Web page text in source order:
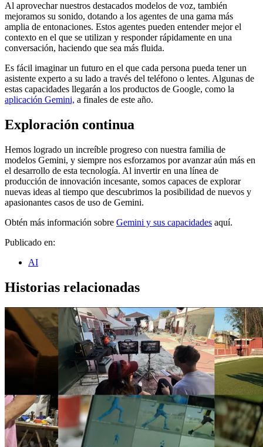
Al aprovechar nuestros destacados modelos de voz, también
mejoramos su sonido, dotando a los agentes de una gama más
amplia de entonaciones. Estos agentes pueden entender mejor el
contexto en el que se utilizan y responder rápidamente en una
conversación, haciendo que sea más fluida.
Es fácil imaginar un futuro en el que cada persona pueda tener un
asistente experto a su lado a través del teléfono o lentes. Algunas de
estas capacidades llegarán a los productos de Google, como la
aplicación Gemini, a finales de este año.
Exploración continua
Hemos logrado un increíble progreso con nuestra familia de
modelos Gemini, y siempre nos esforzamos por avanzar aún más en
el desarrollo de esta tecnología. Al invertir en una línea de
producción de innovación incesante, somos capaces de explorar
nuevas ideas al tiempo que descubrimos la posibilidad de nuevos y
apasionantes casos de uso de Gemini.
Obtén más información sobre Gemini y sus capacidades aquí.
Publicado en:
AI
Historias relacionadas